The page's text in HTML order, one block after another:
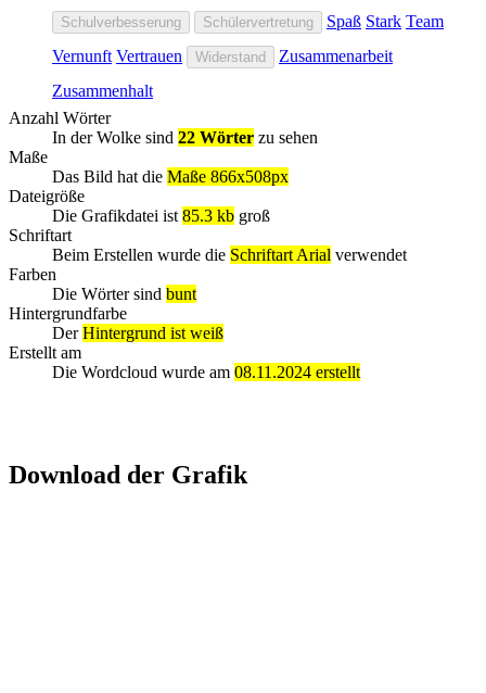
Schulverbesserung Schülervertretung Spaß Stark Team
Vernunft Vertrauen Widerstand
Zusammenarbeit
Zusammenhalt
Anzahl Wörter
In der Wolke sind 22 Wörter zu sehen
Maße
Das Bild hat die Maße 866x508px
Dateigröße
Die Grafikdatei ist 85.3 kb groß
Schriftart
Beim Erstellen wurde die Schriftart Arial verwendet
Farben
Die Wörter sind bunt
Hintergrundfarbe
DerHintergrund ist weiß
Erstellt am
Die Wordcloud wurde am 08.11.2024 erstellt
Download der Grafik